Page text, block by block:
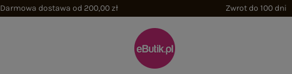
Darmowa dostawa od 200,00 zł Zwrot do 100 dni